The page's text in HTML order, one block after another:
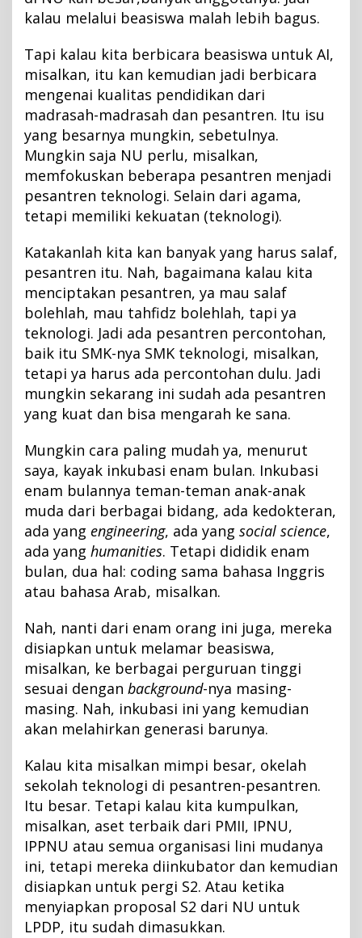
kalau melalui beasiswa malah lebih bagus.
Tapi kalau kita berbicara beasiswa untuk AI,
misalkan, itu kan kemudian jadi berbicara
mengenai kualitas pendidikan dari
madrasah-madrasah dan pesantren. Itu isu
yang besarnya mungkin, sebetulnya.
Mungkin saja NU perlu, misalkan,
memfokuskan beberapa pesantren menjadi
pesantren teknologi. Selain dari agama,
tetapi memiliki kekuatan (teknologi).
Katakanlah kita kan banyak yang harus salaf,
pesantren itu. Nah, bagaimana kalau kita
menciptakan pesantren, ya mau salaf
bolehlah, mau tahfidz bolehlah, tapi ya
teknologi. Jadi ada pesantren percontohan,
baik itu SMK-nya SMK teknologi, misalkan,
tetapi ya harus ada percontohan dulu. Jadi
mungkin sekarang ini sudah ada pesantren
yang kuat dan bisa mengarah ke sana.
Mungkin cara paling mudah ya, menurut
saya, kayak inkubasi enam bulan. Inkubasi
enam bulannya teman-teman anak-anak
muda dari berbagai bidang, ada kedokteran,
ada yang engineering, ada yang social science,
ada yang humanities. Tetapi dididik enam
bulan, dua hal: coding sama bahasa Inggris
atau bahasa Arab, misalkan.
Nah, nanti dari enam orang ini juga, mereka
disiapkan untuk melamar beasiswa,
misalkan, ke berbagai perguruan tinggi
sesuai dengan background-nya masing-
masing. Nah, inkubasi ini yang kemudian
akan melahirkan generasi barunya.
Kalau kita misalkan mimpi besar, okelah
sekolah teknologi di pesantren-pesantren.
Itu besar. Tetapi kalau kita kumpulkan,
misalkan, aset terbaik dari PMII, IPNU,
IPPNU atau semua organisasi lini mudanya
ini, tetapi mereka diinkubator dan kemudian
disiapkan untuk pergi S2. Atau ketika
menyiapkan proposal S2 dari NU untuk
LPDP, itu sudah dimasukkan.